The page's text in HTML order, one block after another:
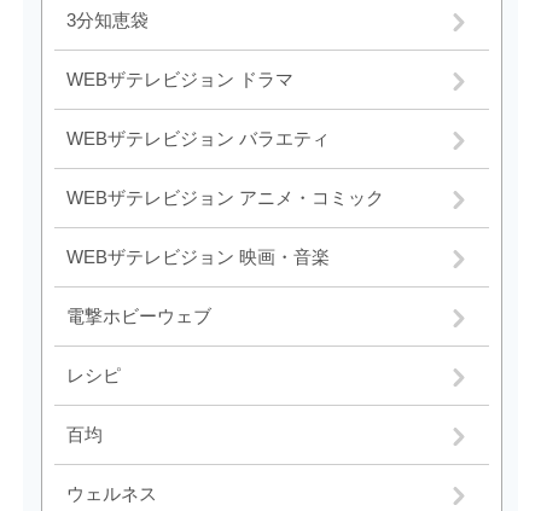
3分知恵袋
WEBザテレビジョン ドラマ
WEBザテレビジョン バラエティ
WEBザテレビジョン アニメ・コミック
WEBザテレビジョン 映画・音楽
電撃ホビーウェブ
レシピ
百均
ウェルネス